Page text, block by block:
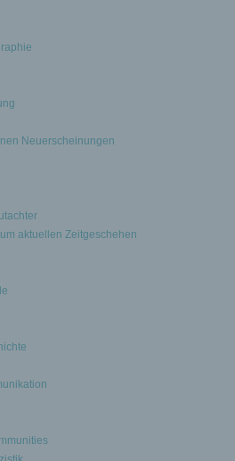
Neuerscheinungen
aktuellen Zeitgeschehen